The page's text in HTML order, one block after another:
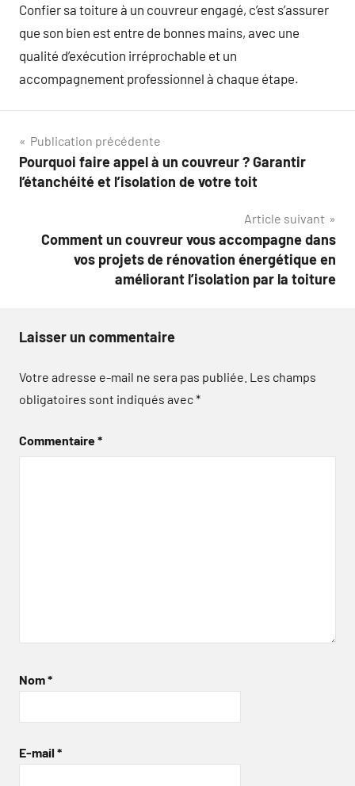
Confier sa toiture à un couvreur engagé, c’est s’assurer
que son bien est entre de bonnes mains, avec une
qualité d’exécution irréprochable et un
accompagnement professionnel à chaque étape.
Navigation
de
Publication précédente
Pourquoi faire appel à un couvreur ? Garantir
l’étanchéité et l’isolation de votre toit
Article suivant
Comment un couvreur vous accompagne dans
vos projets de rénovation énergétique en
améliorant l’isolation par la toiture
Laisser un commentaire
Votre adresse e-mail ne sera pas publiée. Les champs
obligatoires sont indiqués avec*
Commentaire*
Nom*
E-mail *